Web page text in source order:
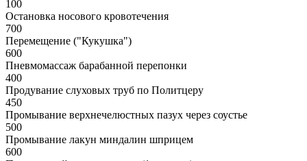
100
Остановка носового кровотечения
700
Перемещение ("Кукушка")
600
Пневмомассаж барабанной перепонки
400
Продувание слуховых труб по Политцеру
450
Промывание верхнечелюстных пазух через соустье
500
Промывание лакун миндалин шприцем
600